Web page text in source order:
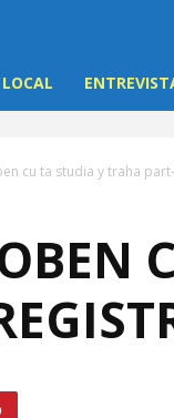
LOCAL
cu ta studia y traha